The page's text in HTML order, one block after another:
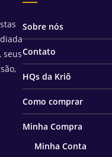
seus
Sobre nós
Contato
HQs da Kriô
Como comprar
Minha Compra
Minha Conta